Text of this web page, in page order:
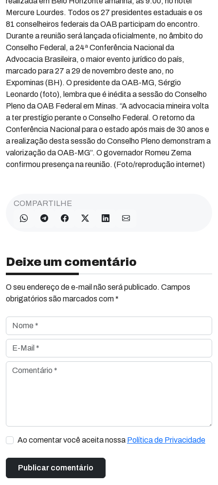
Mercure Lourdes. Todos os 27 presidentes estaduais e os
81 conselheiros federais da OAB participam do encontro.
Durante a reunião será lançada oficialmente, no âmbito do
Conselho Federal, a 24ª Conferência Nacional da
Advocacia Brasileira, o maior evento jurídico do país,
marcado para 27 a 29 de novembro deste ano, no
Expominas (BH). O presidente da OAB-MG, Sérgio
Leonardo (foto), lembra que é inédita a sessão do Conselho
Pleno da OAB Federal em Minas. “A advocacia mineira volta
a ter prestígio perante o Conselho Federal. O retorno da
Conferência Nacional para o estado após mais de 30 anos e
a realização desta sessão do Conselho Pleno demonstram a
valorização da OAB-MG”. O governador Romeu Zema
confirmou presença na reunião. (Foto/reprodução internet)
COMPARTILHE
Deixe um comentário
O seu endereço de e-mail não será publicado. Campos
obrigatórios são marcados com *
Nome *
E-Mail *
Comentário *
Ao comentar você aceita nossa Política de Privacidade